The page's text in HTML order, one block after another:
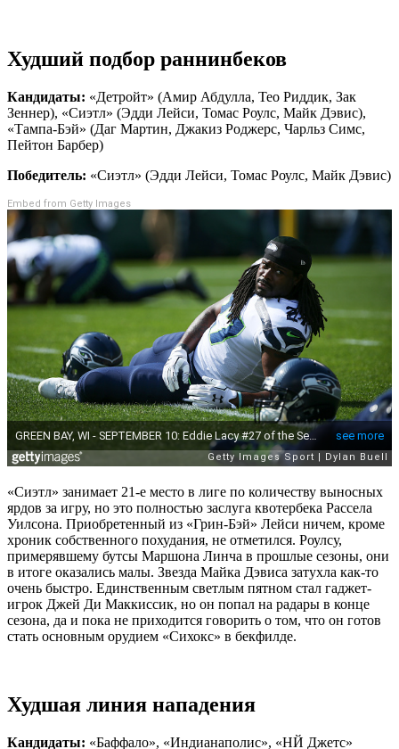
Худший подбор раннинбеков
Кандидаты: «Детройт» (Амир Абдулла, Тео Риддик, Зак
Зеннер), «Сиэтл» (Эдди Лейси, Томас Роулс, Майк Дэвис),
«Тампа-Бэй» (Даг Мартин, Джакиз Роджерс, Чарльз Симс,
Пейтон Барбер)
Победитель: «Сиэтл» (Эдди Лейси, Томас Роулс, Майк Дэвис)
Embed from Getty Images
«Сиэтл» занимает 21-е место в лиге по количеству выносных
ярдов за игру, но это полностью заслуга квотербека Рассела
Уилсона. Приобретенный из «Грин-Бэй» Лейси ничем, кроме
хроник собственного похудания, не отметился. Роулсу,
примерявшему бутсы Маршона Линча в прошлые сезоны, они
в итоге оказались малы. Звезда Майка Дэвиса затухла как-то
очень быстро. Единственным светлым пятном стал гаджет-
игрок Джей Ди Маккиссик, но он попал на радары в конце
сезона, да и пока не приходится говорить о том, что он готов
стать основным орудием «Сихокс» в бекфилде.
Худшая линия нападения
Кандидаты: «Баффало», «Индианаполис», «НЙ Джетс»